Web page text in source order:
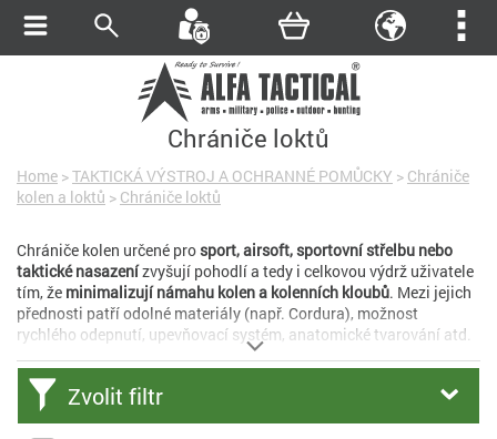
Chrániče loktů
Home >TAKTICKÁ VÝSTROJ A OCHRANNÉ POMŮCKY > Chrániče
kolen a loktů > Chrániče loktů
Chrániče kolen určené prosport, airsoft, sportovní střelbu nebo
taktické nasazenízvyšují pohodlí a tedy i celkovou výdrž uživatele
tím, že minimalizují námahu kolen a kolenních kloubů. Mezi jejich
přednosti patří odolné materiály (např. Cordura), možnost
rychlého odepnutí, upevňovací systém, anatomické tvarování atd.
Zvolit filtr